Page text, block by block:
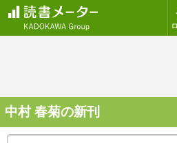
中村 春菊の新刊